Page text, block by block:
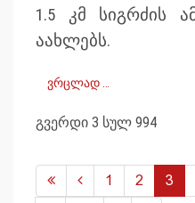
1.5 კმ სიგრძის
აახლებს.
ვრცლად …
გვერდი 3 სულ 994
1 2 3